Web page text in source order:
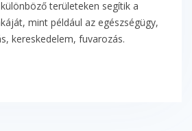
területeken segítik a
mint például az egészségügy,
kereskedelem, fuvarozás.